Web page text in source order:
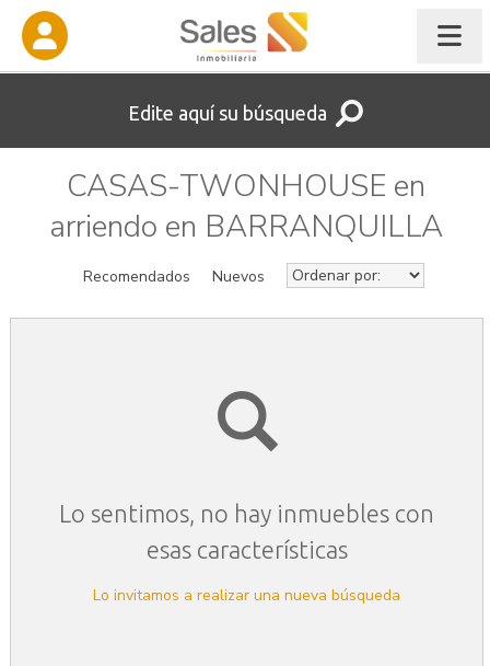
Edite aquí su búsqueda
CASAS-TWONHOUSE en
arriendo en BARRANQUILLA
Recomendados Nuevos
Lo sentimos, no hay inmuebles con
esas características
Lo invitamos a realizar una nueva búsqueda